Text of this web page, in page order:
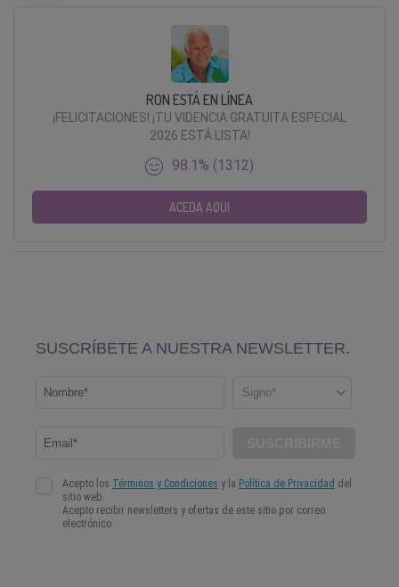
RON ESTÁ EN LÍNEA
¡FELICITACIONES! ¡TU VIDENCIA GRATUITA ESPECIAL
2026 ESTÁ LISTA!
98.1% (1312)
ACEDA AQUI